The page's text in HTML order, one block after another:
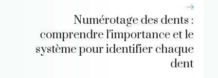
Numérotage des dents :
comprendre l’importance et le
système pour identifier chaque
dent